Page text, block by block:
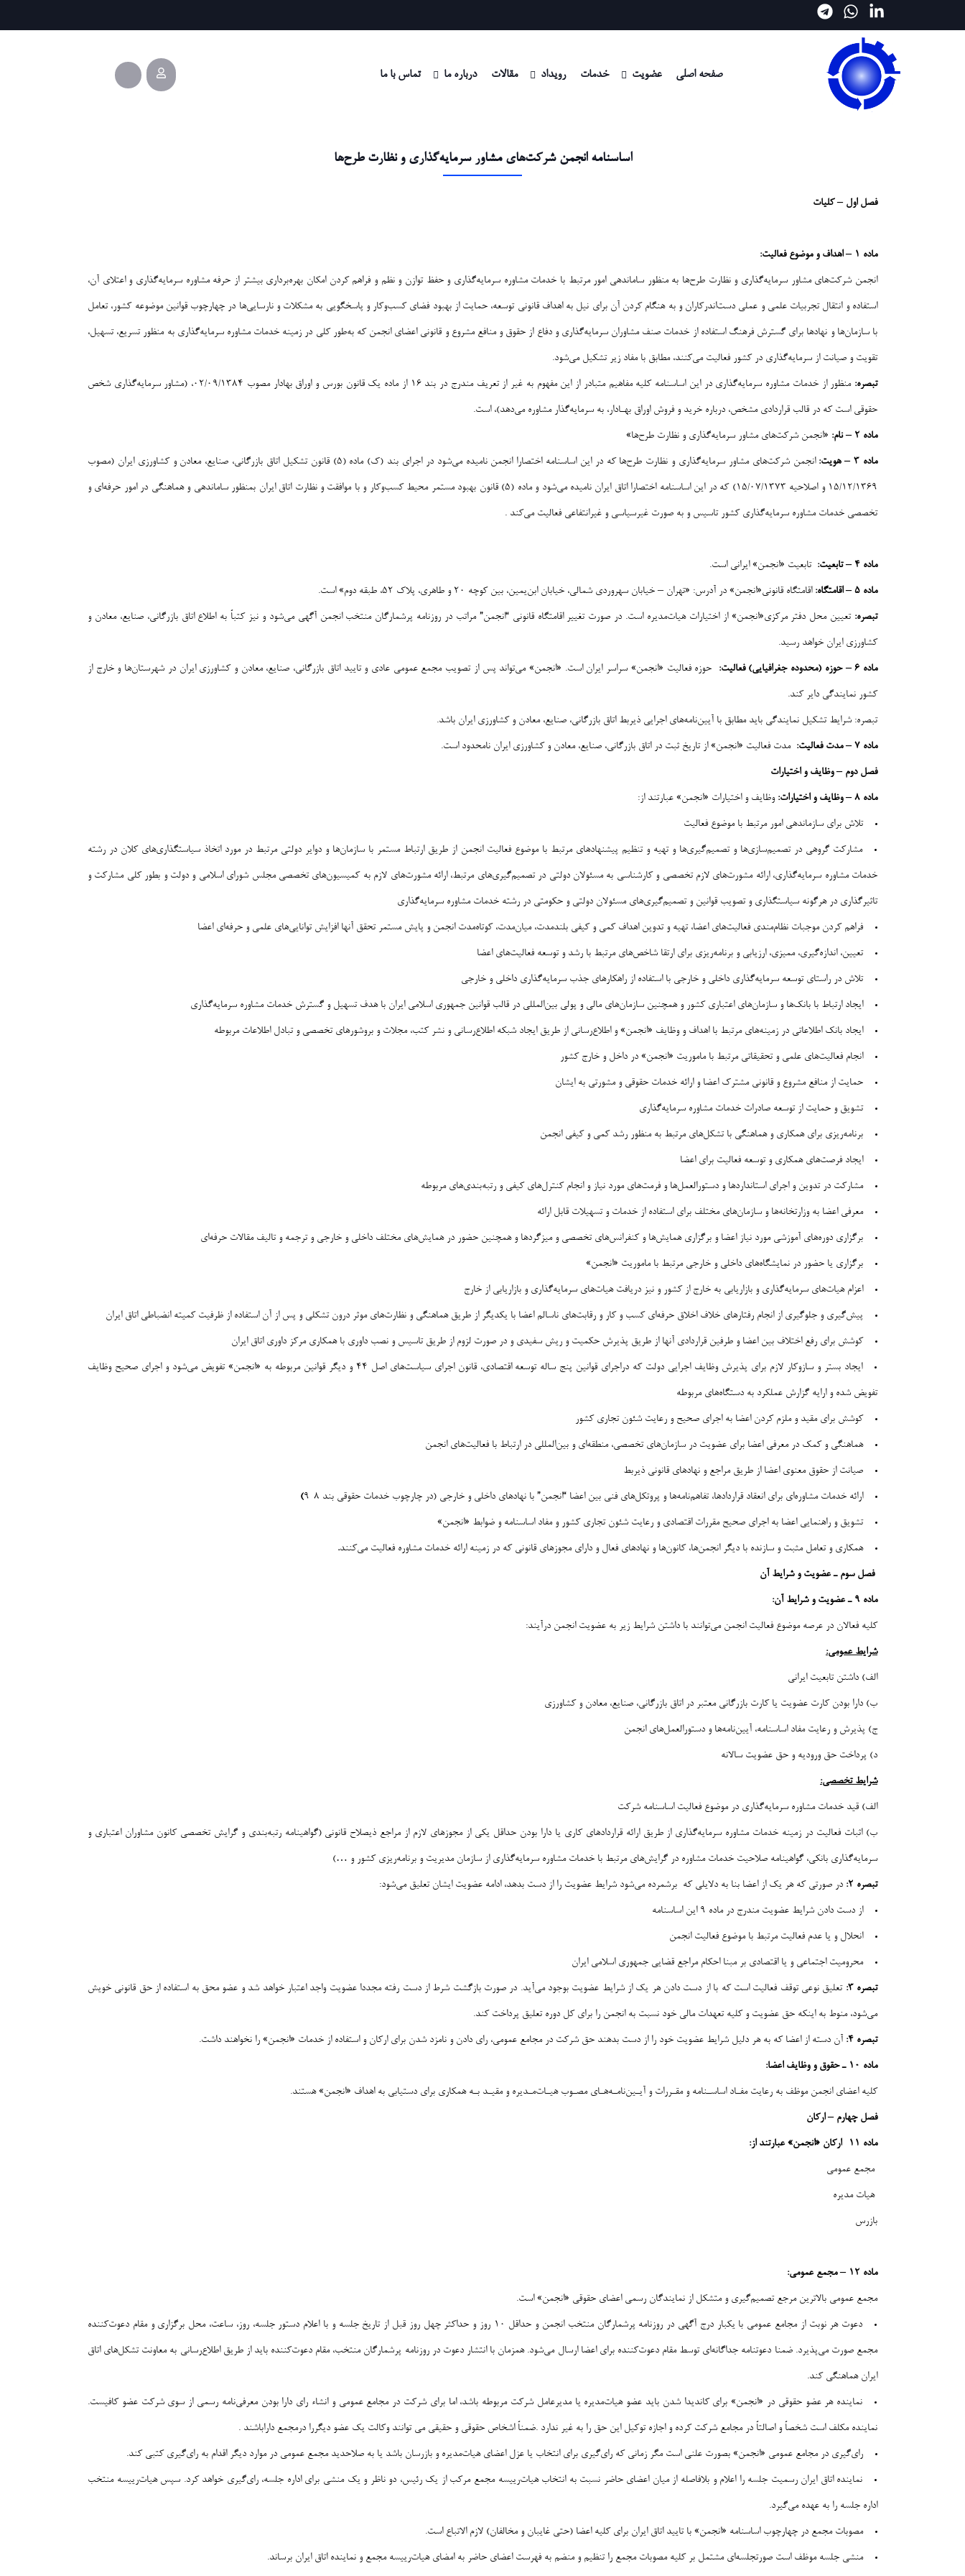
صفحه اصلی عضویت خدمات رویداد مقالات درباره ما تماس با ما
اساسنامه انجمن شرکت‌های مشاور سرمایه‌گذاری و نظارت طرح‌ها
فصل اول–کلیات
ماده ۱ – اهداف و موضوع فعالیت:
انجمن شرکت‌های مشاور سرمایه‌گذاری و نظارت طرح‌ها به منظور ساماندهی امور مرتبط با خدمات مشاوره سرمایه‌گذاری و حفظ توازن و نظم و فراهم کردن امکان بهره‌برداری بیشتر از حرفه مشاوره سرمایه‌گذاری و اعتلای آن،
استفاده و انتقال تجربیات علمی و عملی دست‌اندرکاران و به هنگام کردن آن برای نیل به اهداف قانونی توسعه، حمایت از بهبود فضای کسب‌وکار و پاسخگویی به مشکلات و نارسایی‌ها در چهارچوب قوانین موضوعه کشور، تعامل
با سازمان‌ها و نهادها برای گسترش فرهنگ استفاده از خدمات صنف مشاوران سرمایه‌گذاری و دفاع از حقوق و منافع مشروع و قانونی اعضای انجمن که به‌طور کلی در زمینه خدمات مشاوره سرمایه‌گذاری به منظور تسریع، تسهیل،
تقویت و صیانت از سرمایه‌گذاری در کشور فعالیت می‌کنند، مطابق با مفاد زیر تشکیل می‌شود.
تبصره: منظور از خدمات مشاوره سرمایه‌گذاری در این اساسنامه کلیه مفاهیم متبادر از این مفهوم به غیر از تعریف مندرج در بند ۱۶ از ماده یک قانون بورس و اوراق بهادار مصوب ۰۲/۰۹/۱۳۸۴، (مشاور سرمایه‌گذاری شخص
حقوقی است که در قالب قراردادي مشخص، درباره خرید و فروش اوراق بهـادار، به سرمایه‌گذار مشاوره می‌دهد)، است.
ماده ۲ – نام: «انجمن شرکت‌های مشاور سرمایه‌گذاری و نظارت طرح‌ها»
ماده ۳ – هویت: انجمن شرکت‌های مشاور سرمایه‌گذاری و نظارت طرح‌ها که در این اساسنامه اختصارا انجمن نامیده می‌شود در اجرای بند (ک) ماده (۵) قانون تشکیل اتاق بازرگانی، صنایع، معادن و کشاورزی ایران (مصوب
۱۵/۱۲/۱۳۶۹ و اصلاحیه ۱۵/۰۷/۱۳۷۳) که در این اساسنامه اختصارا اتاق ایران نامیده می‌شود و ماده (۵) قانون بهبود مستمر محیط کسب‌وکار و با موافقت و نظارت اتاق ایران بمنظور ساماندهی و هماهنگی در امور حرفه‌ای و
تخصصی خدمات مشاوره سرمایه‌گذاری کشور تاسیس و به صورت غیرسیاسی و غیرانتفاعی فعالیت می‌کند .
ماده ۴ – تابعیت:تابعیت «انجمن» ایرانی است.
ماده ۵ –اقامتگاه: اقامتگاه قانونی«انجمن» در آدرس: «تهران – خیابان سهروردی شمالی، خیابان ابن‌یمین، بین کوچه ۲۰ و طاهری، پلاک ۵۲، طبقه دوم» است.
تبصره: تعیین محل دفتر مرکزی«انجمن» از اختیارات هیات‌مدیره است. در صورت تغییر اقامتگاه قانونی “انجمن” مراتب در روزنامه پرشمارگان منتخب انجمن آگهی می‌شود و نیز کتباً به اطلاع اتاق بازرگانی، صنایع، معادن و
کشاورزی ایران خواهد رسید.
ماده ۶ –حوزه (محدوده جغرافیایی) فعالیت: حوزه فعالیت «انجمن» سراسر ایران است. «انجمن» می‌تواند پس از تصویب مجمع عمومی عادی و تایید اتاق بازرگانی، صنایع، معادن و کشاورزی ایران در شهرستان‌ها و خارج از
کشور نمایندگی دایر کند.
تبصره: شرایط تشکیل نمایندگی باید مطابق با آیین‌نامه‌های اجرایی ذیربط اتاق بازرگانی، صنایع، معادن و کشاورزی ایران باشد.
ماده ۷ – مدت فعالیت: مدت فعالیت «انجمن» از تاریخ ثبت در اتاق بازرگانی، صنایع، معادن و کشاورزی ایران نامحدود است.
فصل دوم–وظایف و اختیارات
ماده ۸ – وظایف و اختیارات: وظایف و اختیارات «انجمن» عبارتند از:
تلاش برای سازماندهی امور مرتبط با موضوع فعالیت
مشارکت گروهی در تصمیم‌سازی‌ها و تصمیم‌گیری‌ها و تهیه و تنظیم پیشنهادهای مرتبط با موضوع فعالیت انجمن از طریق ارتباط مستمر با سازمان‌ها و دوایر دولتی مرتبط در مورد اتخاذ سیاستگذاری‌های کلان در رشته
خدمات مشاوره سرمایه‌گذاری، ارائه مشورت‌های لازم تخصصی و کارشناسی به مسئولان دولتی در تصمیم‌گیری‌های مرتبط، ارائه مشورت‌های لازم به کمیسیون‌های تخصصی مجلس شورای اسلامی و دولت و بطور کلی مشارکت و
تاثیرگذاری در هرگونه سیاستگذاری و تصویب قوانین و تصمیم‌گیری‌های مسئولان دولتی و حکومتی در رشته خدمات مشاوره سرمایه‌گذاری
فراهم کردن موجبات نظام‌مندی فعالیت‌های اعضا، تهیه و تدوین اهداف کمی و کیفی بلندمدت، میان‌مدت، کوتاه‌مدت انجمن و پایش مستمر تحقق آنها افزایش توانایی‌های علمی و حرفه‌ای اعضا
تعیین، اندازه‌گیری، ممیزی، ارزیابی و برنامه‌ریزی برای ارتقا شاخص‌های مرتبط با رشد و توسعه فعالیت‌های اعضا
تلاش در راستای توسعه سرمایه‌گذاری داخلی و خارجی با استفاده از راهکارهای جذب سرمایه‌گذاری داخلی و خارجی
ایجاد ارتباط با بانک‌ها و سازمان‌های اعتباری کشور و همچنین سازمان‌های مالی و پولی بین‌المللی در قالب قوانین جمهوری اسلامی ایران با هدف تسهیل و گسترش خدمات مشاوره سرمایه‌گذاری
ایجاد بانک اطلاعاتی در زمینه‌های مرتبط با اهداف و وظایف «انجمن» و اطلاع‌رسانی از طریق ایجاد شبکه اطلاع‌رسانی و نشر کتب، مجلات و بروشورهای تخصصی و تبادل اطلاعات مربوطه
انجام فعالیت‌های علمی و تحقیقاتی مرتبط با ماموریت «انجمن» در داخل و خارج کشور
حمایت از منافع مشروع و قانونی مشترک اعضا و ارائه خدمات حقوقی و مشورتی به ایشان
تشویق و حمایت از توسعه صادرات خدمات مشاوره سرمایه‌گذاری
برنامه‌ریزی برای همکاری و هماهنگی با تشکل‌های مرتبط به منظور رشد کمی و کیفی انجمن
ایجاد فرصت‌های همکاری و توسعه فعالیت برای اعضا
مشارکت در تدوین و اجرای استانداردها و دستورالعمل‌ها و فرمت‌های مورد نیاز و انجام کنترل‌های کیفی و رتبه‌بندی‌های مربوطه
معرفی اعضا به وزارتخانه‌ها و سازمان‌های مختلف برای استفاده از خدمات و تسهیلات قابل ارائه
برگزاری دوره‌های آموزشی مورد نیاز اعضا و برگزاری همایش‌ها و کنفرانس‌های تخصصی و میزگردها و همچنین حضور در همایش‌های مختلف داخلی و خارجی و ترجمه و تالیف مقالات حرفه‌ای
برگزاری یا حضور در نمایشگاه‌های داخلی و خارجی مرتبط با ماموریت «انجمن»
اعزام هیات‌های سرمایه‌گذاری و بازاریابی به خارج از کشور و نیز دریافت هیات‌های سرمایه‌گذاری و بازاریابی از خارج
پیش‌گیری و جلوگیری از انجام رفتارهای خلاف اخلاق حرفه‌ای کسب و کار و رقابت‌های ناسالم اعضا با یکدیگر از طریق هماهنگی و نظارت‌های موثر درون تشکلی و پس از آن استفاده از ظرفیت کمیته انضباطی اتاق ایران
کوشش برای رفع اختلاف بین اعضا و طرفین قراردادی آنها از طریق پذیرش حکمیت و ریش سفیدی و در صورت لزوم از طریق تاسیس و نصب داوری با همکاری مرکز داوری اتاق ایران
ایجاد بستر و سازوکار لازم برای پذیرش وظایف اجرایی دولت که دراجرای قوانین پنج ساله توسعه اقتصادی، قانون اجرای سیاست‌های اصل ۴۴ و دیگر قوانین مربوطه به «انجمن» تفویض می‌شود و اجرای صحیح وظایف
تفویض شده و ارایه گزارش عملکرد به دستگاه‌های مربوطه
کوشش برای مقید و ملزم کردن اعضا به اجرای صحیح و رعایت شئون تجاری کشور
هماهنگی و کمک در معرفی اعضا برای عضویت در سازمان‌های تخصصی، منطقه‌ای و بین‌المللی در ارتباط با فعالیت‌های انجمن
صیانت از حقوق معنوی اعضا از طریق مراجع و نهادهای قانونی ذیربط
ارائه خدمات مشاوره‌ای برای انعقاد قراردادها، تفاهم‌نامه‌ها و پروتکل‌های فنی بین اعضا “انجمن” با نهادهای داخلی و خارجی (در چارچوب خدمات حقوقی بند ۸-۹ )
تشویق و راهنمایی اعضا به اجرای صحیح مقررات اقتصادی و رعایت شئون تجاری کشور و مفاد اساسنامه و ضوابط «انجمن»
همکاری و تعامل مثبت و سازنده با دیگر انجمن‌ها، کانون‌ها و نهادهای فعال و دارای مجوزهای قانونی که در زمینه ارائه خدمات مشاوره فعالیت می‌کنند.
فصل سوم ـ عضویت و شرایط آن
ماده ۹ ـ عضویت و شرایط آن:
کلیه فعالان در عرصه موضوع فعالیت انجمن می‌توانند با داشتن شرایط زیر به عضویت انجمن درآیند:
شرایط عمومی:
الف) داشتن تابعیت ایرانی
ب) دارا بودن کارت عضویت یا کارت بازرگانی معتبر در اتاق بازرگانی، صنایع، معادن و کشاورزی
ج) پذیرش و رعایت مفاد اساسنامه، آیین‌نامه‌ها و دستورالعمل‌های انجمن
د) پرداخت حق ورودیه و حق عضویت سالانه
شرایط تخصصی:
الف) قید خدمات مشاوره سرمایه‌گذاری در موضوع فعالیت اساسنامه شرکت
ب) اثبات فعالیت در زمینه خدمات مشاوره سرمایه‌گذاری از طریق ارائه قراردادهای کاری یا دارا بودن حداقل یکی از مجوزهای لازم از مراجع ذیصلاح قانونی (گواهینامه رتبه‌بندی و گرایش تخصصی کانون مشاوران اعتباري و
سرمایه‌گذاري بانکی، گواهینامه صلاحیت خدمات مشاوره در گرایش‌های مرتبط با خدمات مشاوره سرمایه‌گذاری از سازمان مدیریت و برنامه‌ریزی کشور و …)
تبصره ۲: در صورتی که هر یک از اعضا بنا به دلایلی که برشمرده می‌شود شرایط عضویت را از دست بدهد، ادامه عضویت ایشان تعلیق می‌شود:
از دست دادن شرایط عضویت مندرج در ماده ۹ این اساسنامه
انحلال و یا عدم فعالیت مرتبط با موضوع فعالیت انجمن
محرومیت اجتماعی و یا اقتصادی بر مبنا احکام مراجع قضایی جمهوری اسلامی ایران
تبصره ۳: تعلیق نوعی توقف فعالیت است که با از دست دادن هر یک از شرایط عضویت بوجود می‌آید. در صورت بازگشت شرط از دست رفته مجددا عضویت واجد اعتبار خواهد شد و عضو محق به استفاده از حق قانونی خویش
می‌شود، منوط به اینکه حق عضویت و کلیه تعهدات مالی خود نسبت به انجمن را برای کل دوره تعلیق پرداخت کند.
تبصره ۴: آن دسته از اعضا که به هر دلیل شرایط عضویت خود را از دست بدهند حق شرکت در مجامع عمومی، رای دادن و نامزد شدن برای ارکان و استفاده از خدمات «انجمن» را نخواهند داشت.
ماده ۱۰ ـ حقوق و وظایف اعضا:
کلیه اعضای انجمن موظف به رعایت مفـاد اساسـنامه و مقـررات و آیـین‌نامـه‌هـای مصـوب هیـات‌مـدیره و مقیـد بـه همکاری برای دستیابی به اهداف «انجمن» هستند.
فصل چهارم–ارکان
ماده ۱۱ -ارکان «انجمن» عبارتند از:
مجمع عمومی
هیات مدیره
بازرس
ماده ۱۲ – مجمع عمومی:
مجمع عمومی بالاترین مرجع تصمیم‌گیری و متشکل از نمایندگان رسمی اعضای حقوقی «انجمن» است.
دعوت هر نوبت از مجامع عمومی با یکبار درج آگهی در روزنامه پرشمارگان منتخب انجمن و حداقل ۱۰ روز و حداکثر چهل روز قبل از تاریخ جلسه و با اعلام دستور جلسه، روز، ساعت، محل برگزاری و مقام دعوت‌کننده
مجمع صورت می‌پذیرد. ضمنا دعوتنامه جداگانه‌ای توسط مقام دعوت‌کننده برای اعضا ارسال می‌شود. همزمان با انتشار دعوت در روزنامه پرشمارگان منتخب، مقام دعوت‌کننده باید از طریق اطلاع‌رسانی به معاونت تشکل‌های اتاق
ایران هماهنگی کند.
نماینده هر عضو حقوقی در «انجمن» برای کاندیدا شدن باید عضو هیات‌مدیره یا مدیرعامل شرکت مربوطه باشد، اما برای شرکت در مجامع عمومی و انشاء رای دارا بودن معرفی‌نامه رسمی از سوی شرکت عضو کافیست.
نماینده مکلف است شخصاً و اصالتاً در مجامع شرکت کرده و اجازه توکیل این حق را به غیر ندارد .ضمناً اشخاص حقوقی و حقیقی می توانند وکالت یک عضو دیگررا درمجمع داراباشند .
رای‌گیری در مجامع عمومی «انجمن» بصورت علنی است مگر زمانی که رای‌گیری برای انتخاب یا عزل اعضای هیات‌مدیره و بازرسان باشد یا به صلاحدید مجمع عمومی در موارد دیگر اقدام به رای‌گیری کتبی کند.
نماینده اتاق ایران رسمیت جلسه را اعلام و بلافاصله از میان اعضای حاضر نسبت به انتخاب هیات‌رییسه مجمع مرکب از یک رئیس، دو ناظر و یک منشی برای اداره جلسه، رای‌گیری خواهد کرد. سپس هیات‌رییسه منتخب
اداره جلسه را به عهده می‌گیرد.
مصوبات مجمع در چهارچوب اساسنامه «انجمن» با تایید اتاق ایران برای کلیه اعضا (حتی غایبان و مخالفان) لازم الاتباع است.
منشی جلسه موظف است صورتجلسه‌ای مشتمل بر کلیه مصوبات مجمع را تنظیم و منضم به فهرست اعضای حاضر به امضای هیات‌رییسه مجمع و نماینده اتاق ایران برساند.